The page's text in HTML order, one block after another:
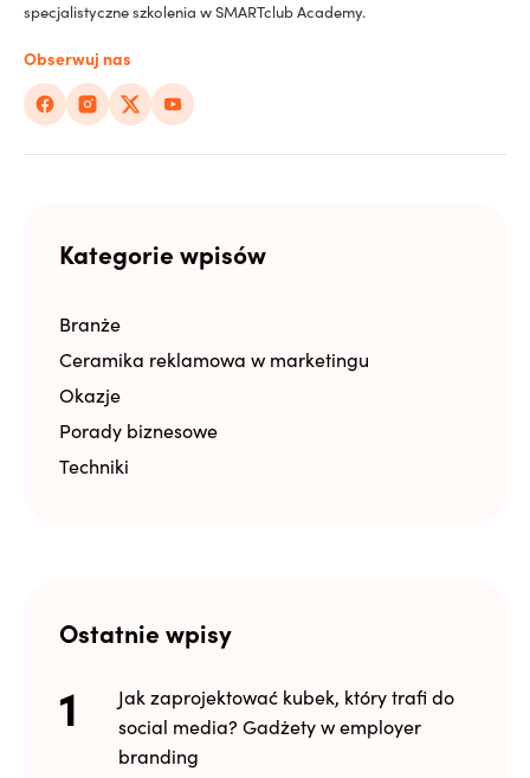
specjalistyczne szkolenia w SMARTclub Academy.
Obserwuj nas
Kategorie wpisów
Branże
Ceramika reklamowa w marketingu
Okazje
Porady biznesowe
Techniki
Ostatnie wpisy
Jak zaprojektować kubek, który trafi do
social media? Gadżety w employer
branding